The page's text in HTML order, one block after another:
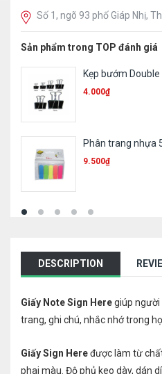
Số 1, ngõ 93 phố Giáp Nhị,
Sản phẩm trong TOP đánh giá
Kẹp bướm Double Clip 15mm (hộp 12
Phân trang nhựa 5 màu
DESCRIPTION
Giấy Note Sign Heregiúp người
trang, ghi chú, nhắc nhớ trong
Giấy Sign Heređược làm từ
phai màu. Độ phủ keo dày, dán